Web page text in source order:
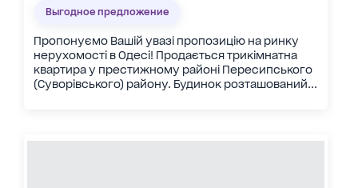
Выгодное предложение
Пропонуємо Вашій увазі пропозицію на ринку
нерухомості в Одесі! Продається трикімнатна
квартира у престижному районі Пересипського
(Суворівського) району. Будинок розташований...